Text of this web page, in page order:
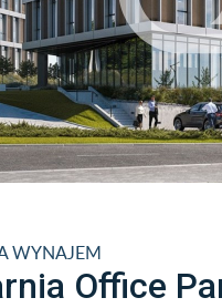
WYNAJEM
Office